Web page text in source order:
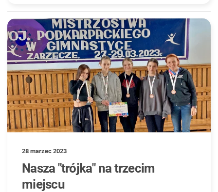
28 marzec 2023
Nasza "trójka" na trzecim
miejscu